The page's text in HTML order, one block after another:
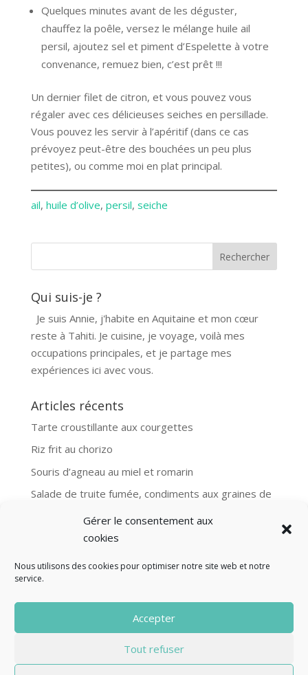
Gérer le consentement aux
cookies
Nous utilisons des cookies pour optimiser notre site web et notre
service.
Accepter
Tout refuser
Quelques minutes avant de les déguster,
chauffez la poêle, versez le mélange huile ail
persil, ajoutez sel et piment d’Espelette à votre
convenance, remuez bien, c’est prêt !!!
Un dernier filet de citron, et vous pouvez vous
régaler avec ces délicieuses seiches en persillade.
Vous pouvez les servir à l’apéritif (dans ce cas
prévoyez peut-être des bouchées un peu plus
petites), ou comme moi en plat principal.
ail, huile d’olive, persil, seiche
Qui suis-je ?
Je suis Annie, j'habite en Aquitaine et mon cœur
reste à Tahiti. Je cuisine, je voyage, voilà mes
occupations principales, et je partage mes
expériences ici avec vous.
Articles récents
Tarte croustillante aux courgettes
Riz frit au chorizo
Souris d’agneau au miel et romarin
Salade de truite fumée, condiments aux graines de
Aubergines et boulgour, recette Ottolenghi
Mentions légales
Politique de confidentialité
Contact